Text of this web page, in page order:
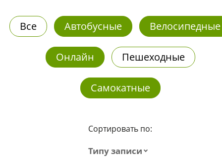
Все Автобусные Велосипедные
Онлайн Пешеходные
Самокатные
Сортировать по:
Типу записи